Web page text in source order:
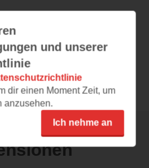
ePub
und unserer
dir einen Moment Zeit, um
anzusehen.
Ich nehme an